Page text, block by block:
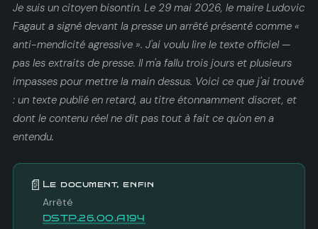
mendicité » de
Besançon : ce que dit
vraiment le texte
(qu'on a fini par
retrouver)
Signé le 29 mai, appliqué aussitôt, publié seulement le 1er juin :
contenu réel, ses sanctions.
Je suis un citoyen bisontin. Le 29 mai 2026, le maire Ludovic
Fagaut a signé devant la presse un arrêté présenté comme «
anti-mendicité agressive ». J'ai voulu lire le texte officiel —
pas les extraits de presse. Il m'a fallu trois jours et plusieurs
impasses pour mettre la main dessus. Voici ce que j'ai trouvé
: un texte publié en retard, au titre étonnamment discret, et
dont le contenu réel ne dit pas tout à fait ce qu'on en a
entendu.
📄 Le document, enfin
Arrêté
DSTP.26.00.A194